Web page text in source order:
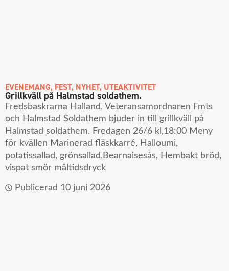
EVENEMANG, FEST, NYHET, UTEAKTIVITET
Grillkväll på Halmstad soldathem.
Fredsbaskrarna Halland, Veteransamordnaren Fmts
och Halmstad Soldathem bjuder in till grillkväll på
Halmstad soldathem. Fredagen 26/6 kl,18:00 Meny
för kvällen Marinerad fläskkarré, Halloumi,
potatissallad, grönsallad,Bearnaisesås, Hembakt bröd,
vispat smör måltidsdryck
Publicerad 10 juni 2026